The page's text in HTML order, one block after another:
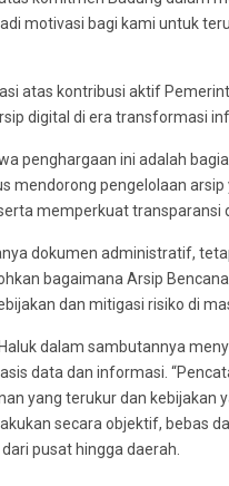
motivasi bagi kami untuk
atas kontribusi aktif
digital di era transformasi
penghargaan ini adalah
mendorong pengelolaan
memperkuat transparansi
dokumen administratif,
bagaimana Arsip
dan mitigasi risiko di
dalam sambutannya
data dan informasi.
yang terukur dan kebijakan
secara objektif, bebas
pusat hingga daerah.